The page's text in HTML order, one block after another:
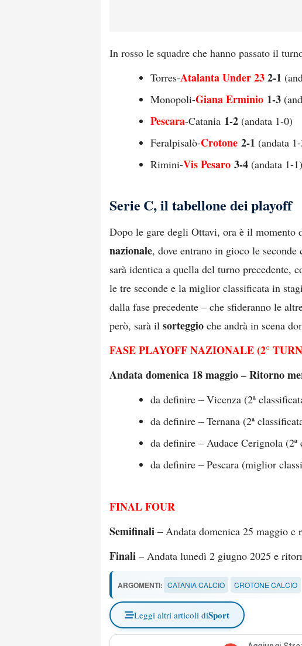
In rosso le squadre che hanno passato il
Torres-Atalanta Under 232-1
Monopoli-Giana Erminio 1-3
Pescara-Catania 1-2 (andata 1-0)
Feralpisalò-Crotone 2-1 (andata
Rimini-Vis Pesaro 3-4 (andata 1-1)
Serie C, il tabellone dei playoff
Dopo le gare degli Ottavi, ora è il momento
nazionale, dove entrano in gioco le
sarà identica a quella del turno precedente,
le tre seconde e la miglior classificata in
dalla fase precedente – che sfideranno le
però, sarà il sorteggio che andrà in scena
FASE PLAYOFF NAZIONALE (2°
Andata domenica 18 maggio – Ritorno
da definire – Vicenza (2ª
da definire – Ternana (2ª
da definire – Audace Cerignola
da definire – Pescara (miglior
FINAL FOUR
Semifinali – Andata domenica 25 maggio
Finali – Andata lunedì 2 giugno 2025 e
ARGOMENTI: CATANIA CALCIO CROTONE CALCIO
Leggi altri articoli diSport